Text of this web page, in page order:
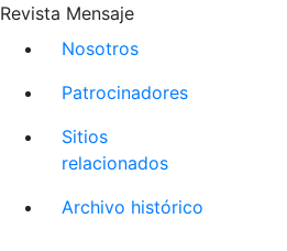
Revista Mensaje
Nosotros
Patrocinadores
Sitios
relacionados
Archivo histórico